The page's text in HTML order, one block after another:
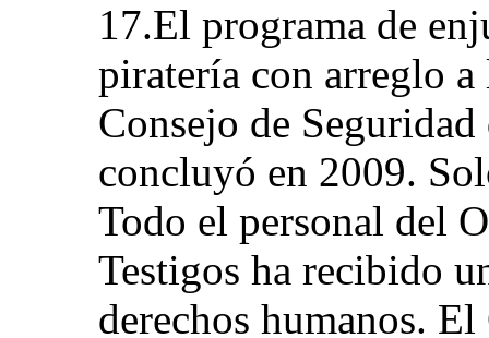
17.El programa de
piratería con arreglo
Consejo de
concluyó en 2009.
Todo el personal del
Testigos ha recibido
derechos humanos.